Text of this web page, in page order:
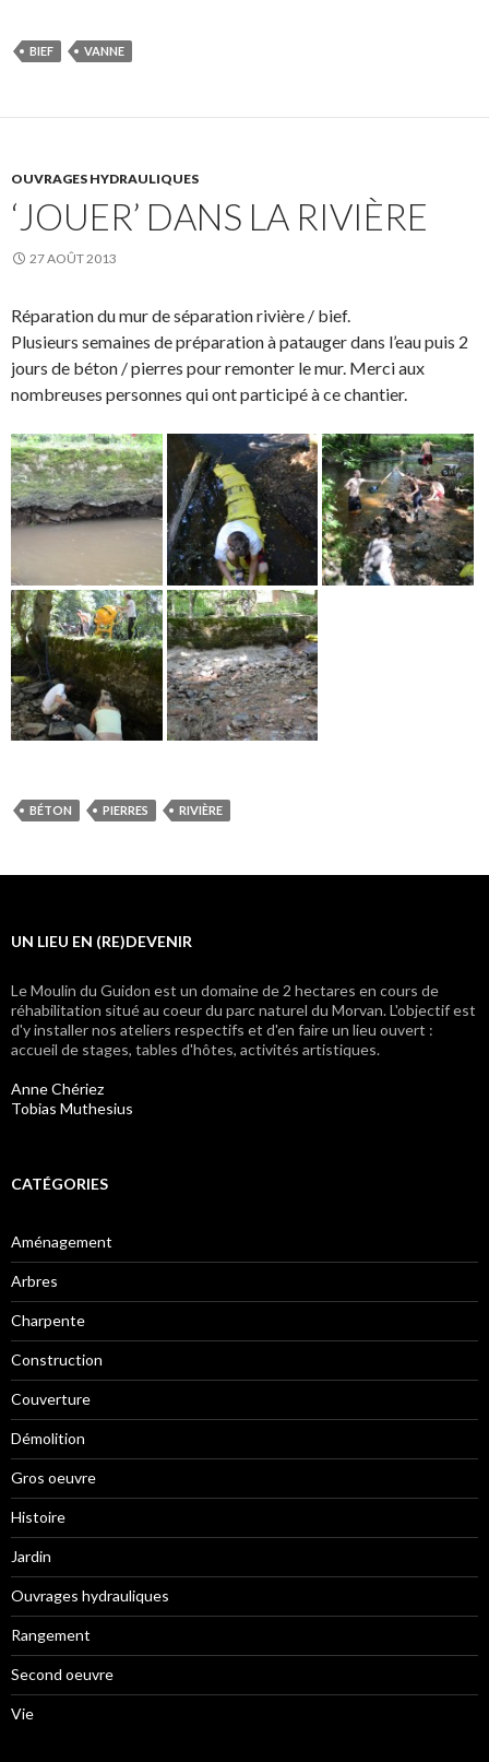
BIEF VANNE
OUVRAGES HYDRAULIQUES
‘JOUER’ DANS LA RIVIÈRE
27 AOÛT 2013
Réparation du mur de séparation rivière / bief.
Plusieurs semaines de préparation à patauger dans l’eau puis 2
jours de béton / pierres pour remonter le mur. Merci aux
nombreuses personnes qui ont participé à ce chantier.
BÉTON PIERRES RIVIÈRE
UN LIEU EN (RE)DEVENIR
Le Moulin du Guidon est un domaine de 2 hectares en cours de
réhabilitation situé au coeur du parc naturel du Morvan. L'objectif est
d'y installer nos ateliers respectifs et d'en faire un lieu ouvert :
accueil de stages, tables d'hôtes, activités artistiques.
Anne Chériez
Tobias Muthesius
CATÉGORIES
Aménagement
Arbres
Charpente
Construction
Couverture
Démolition
Gros oeuvre
Histoire
Jardin
Ouvrages hydrauliques
Rangement
Second oeuvre
Vie